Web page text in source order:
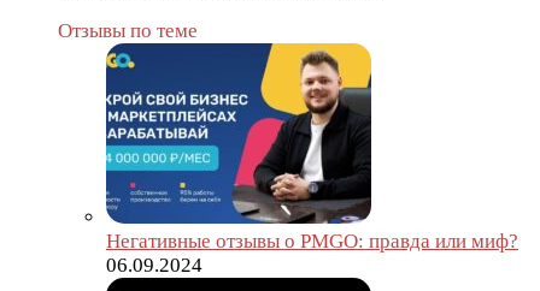
Отзывы по теме
Негативные отзывы о PMGO: правда или миф?
06.09.2024